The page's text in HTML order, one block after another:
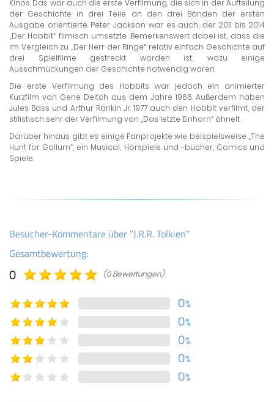
Kinos. Das war auch die erste Verfilmung, die sich in der Aufteilung
der Geschichte in drei Teile an den drei Bänden der ersten
Ausgabe orientierte. Peter Jackson war es auch, der 2011 bis 2014
„Der Hobbit“ filmisch umsetzte. Bemerkenswert dabei ist, dass die
im Vergleich zu „Der Herr der Ringe“ relativ einfach Geschichte auf
drei Spielfilme gestreckt worden ist, wozu einige
Ausschmückungen der Geschichte notwendig waren.
Die erste Verfilmung des Hobbits war jedoch ein animierter
Kurzfilm von Gene Deitch aus dem Jahre 1966. Außerdem haben
Jules Bass und Arthur Rankin Jr. 1977 auch den Hobbit verfilmt, der
stilistisch sehr der Verfilmung von „Das letzte Einhorn“ ähnelt.
Darüber hinaus gibt es einige Fanprojekte wie beispielsweise „The
Hunt for Gollum“, ein Musical, Hörspiele und -bücher, Comics und
Spiele.
Besucher-Kommentare über "J.R.R. Tolkien"
Gesamtbewertung:
0 (0 Bewertungen)
0%
0%
0%
0%
0%